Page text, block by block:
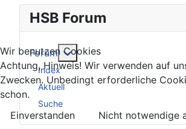
HSB Forum
Forum Weitere Informationen:
Index
Aktuell
Suche
Wir benutzen Cookies
Achtung, Hinweis! Wir verwenden auf
Zwecken. Unbedingt erforderliche
schon.
Einverstanden
Nicht notwendige